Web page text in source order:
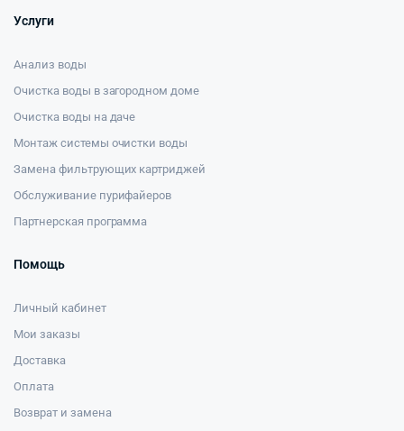
Услуги
Анализ воды
Очистка воды в загородном доме
Очистка воды на даче
Монтаж системы очистки воды
Замена фильтрующих картриджей
Обслуживание пурифайеров
Партнерская программа
Помощь
Личный кабинет
Мои заказы
Доставка
Оплата
Возврат и замена